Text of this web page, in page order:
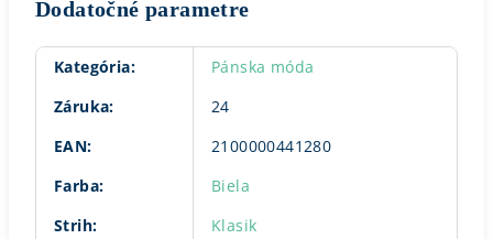
Dodatočné parametre
Kategória:
Pánska móda
Záruka:
24
EAN:
2100000441280
Farba:
Biela
Strih:
Klasik